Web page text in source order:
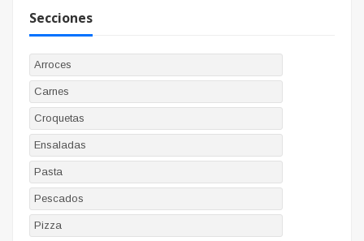
Secciones
Arroces
Carnes
Croquetas
Ensaladas
Pasta
Pescados
Pizza